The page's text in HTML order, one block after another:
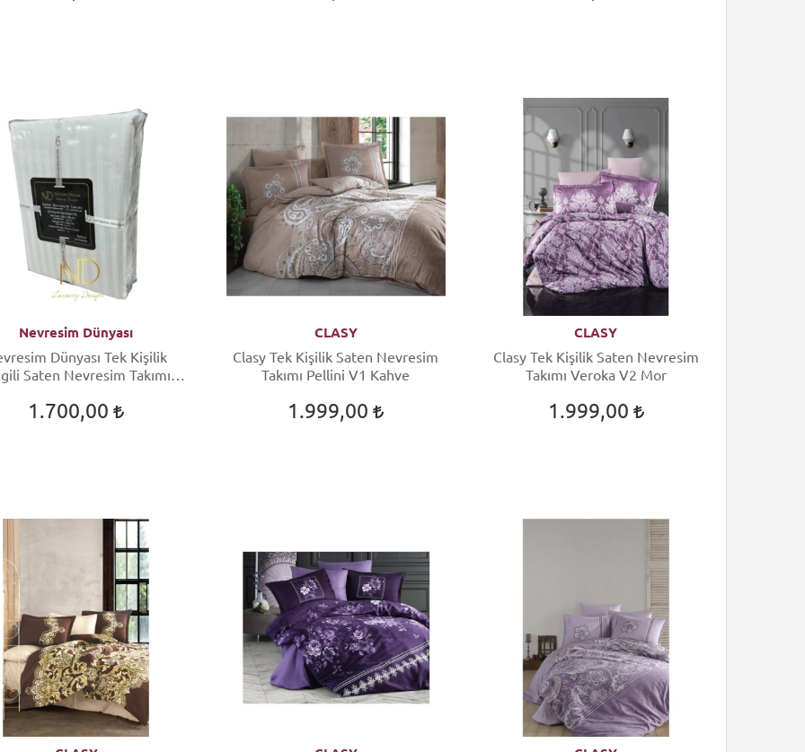
Nevresim Dünyası
Dünyası Tek Kişilik
Saten Nevresim Takımı
1.700,00
CLASY
Clasy Tek Kişilik Saten Nevresim
Takımı Pellini V1 Kahve
1.999,00
CLASY
Clasy Tek Kişilik Saten Nevresim
Takımı Veroka V2 Mor
1.999,00